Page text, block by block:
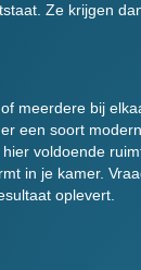
Ze krijgen
meerdere bij
een soort
voldoende
in je kamer.
oplevert.